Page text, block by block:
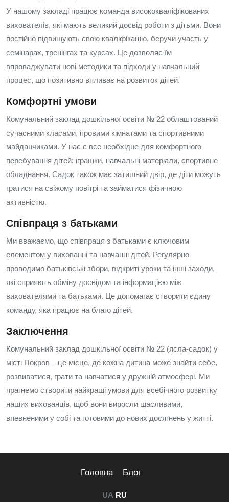
У нашому закладі працює команда висококваліфікованих
вихователів, які мають великий досвід роботи з дітьми. Вони
постійно підвищують свою кваліфікацію, беручи участь у
семінарах, тренінгах та курсах. Це дозволяє їм
впроваджувати нові методики та підходи у навчальний
процес, що позитивно впливає на розвиток дітей.
Комфортні умови
Комунальний заклад дошкільної освіти № 22 облаштований
сучасними класами, ігровими кімнатами та спортивними
майданчиками. У нас є все необхідне для комфортного
перебування дітей: іграшки, навчальні матеріали, спортивне
обладнання. Садок також має затишний двір, де діти можуть
гратися на свіжому повітрі та займатися фізичною
активністю.
Співпраця з батьками
Ми вважаємо, що співпраця з батьками є ключовим
елементом у вихованні та навчанні дітей. Регулярно
проводимо батьківські збори, відкриті уроки та інші заходи,
які сприяють обміну досвідом та інформацією між
вихователями та батьками. Це допомагає створити єдину
команду, яка працює на благо дітей.
Заключення
Комунальний заклад дошкільної освіти № 22 (ясла-садок) у
місті Покров – це місце, де кожна дитина може знайти себе,
розвиватися, грати та навчатися у дружній атмосфері. Ми
прагнемо створити найкращі умови для всебічного розвитку
наших вихованців, щоб вони виросли щасливими,
впевненими у собі та готовими до нових досягнень у житті.
Головна Блог
UA RU